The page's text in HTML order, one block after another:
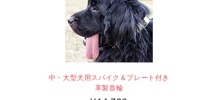
中・大型犬用スパイク＆プレート付き
革製首輪